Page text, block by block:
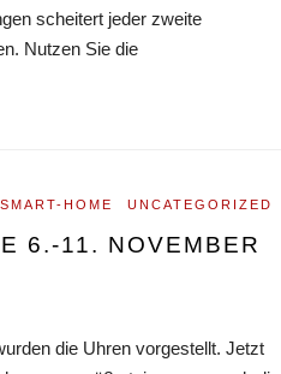
scheitert jeder zweite
Nutzen Sie die
SMART-HOME UNCATEGORIZED
6.-11. NOVEMBER
die Uhren vorgestellt. Jetzt